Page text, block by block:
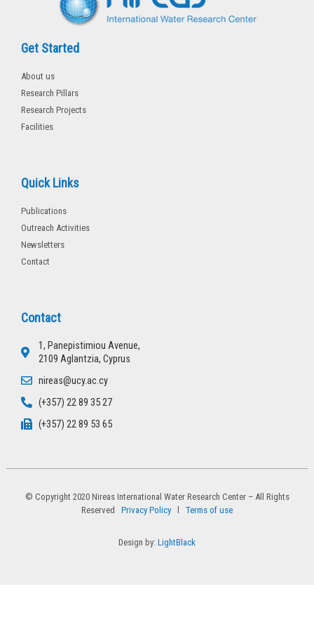
Get Started
About us
Research Pillars
Research Projects
Facilities
Quick Links
Publications
Outreach Activities
Newsletters
Contact
Contact
1, Panepistimiou Avenue,
2109 Aglantzia, Cyprus
nireas@ucy.ac.cy
(+357) 22 89 35 27
(+357) 22 89 53 65
© Copyright 2020 Nireas International Water Research Center – All Rights
Reserved
Privacy Policy Terms of use
Design by: LightBlack